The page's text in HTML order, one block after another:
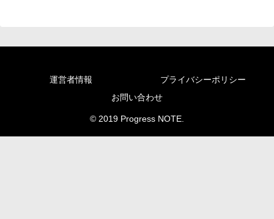
運営者情報
プライバシーポリシー
お問い合わせ
© 2019 Progress NOTE.